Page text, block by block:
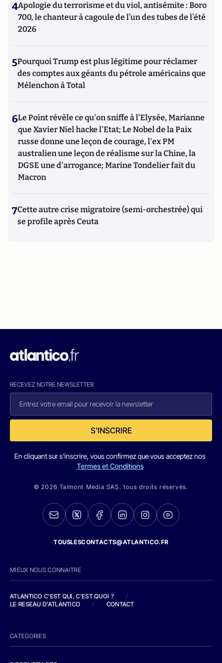
4Apologie du terrorisme et du viol, antisémite : Boro
700, le chanteur à cagoule de l’un des tubes de l’été
2026
5Pourquoi Trump est plus légitime pour réclamer
des comptes aux géants du pétrole américains que
Mélenchon à Total
6Le Point révèle ce qu'on sniffe à l'Elysée, Marianne
que Xavier Niel hacke l'Etat; Le Nobel de la Paix
russe donne une leçon de courage, l'ex PM
australien une leçon de réalisme sur la Chine, la
DGSE une d'arrogance; Marine Tondelier fait du
Macron
7Cette autre crise migratoire (semi-orchestrée) qui
se profile après Ceuta
RECEVEZ NOTRE NEWSLETTER
S'INSCRIRE
En cliquant sur s'inscrire, vous confirmez que vous acceptez nos
Termes et Conditions
© 2026 Talmont Media SAS. tous droits réservés.
TOUSLESCONTACTS@ATLANTICO.FR
MIEUX NOUS CONNAITRE
ATLANTICO C'EST QUI, C'EST QUOI ?
/
LE RESEAU D'ATLANTICO
/ CONTACT
CATEGORIES